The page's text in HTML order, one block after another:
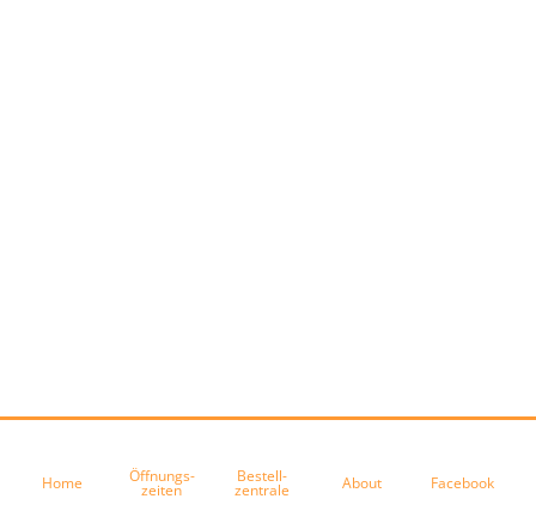
Home Öffnungs-
zeiten
Bestell-
zentrale About Facebook